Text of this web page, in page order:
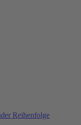
Reihenfolge